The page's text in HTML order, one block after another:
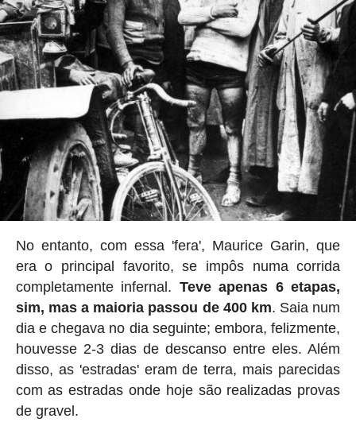
No entanto, com essa 'fera', Maurice Garin, que
era o principal favorito, se impôs numa corrida
completamente infernal. Teve apenas 6 etapas,
sim, mas a maioria passou de 400 km. Saia num
dia e chegava no dia seguinte; embora, felizmente,
houvesse 2-3 dias de descanso entre eles. Além
disso, as 'estradas' eram de terra, mais parecidas
com as estradas onde hoje são realizadas provas
de gravel.